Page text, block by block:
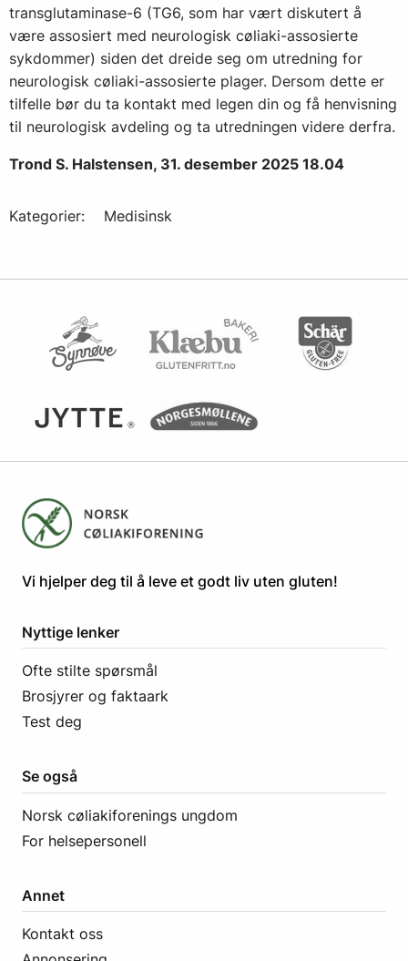
transglutaminase-6 (TG6, som har vært diskutert å
være assosiert med neurologisk cøliaki-assosierte
sykdommer) siden det dreide seg om utredning for
neurologisk cøliaki-assosierte plager. Dersom dette er
tilfelle bør du ta kontakt med legen din og få henvisning
til neurologisk avdeling og ta utredningen videre derfra.
Trond S. Halstensen, 31. desember 2025 18.04
Kategorier: Medisinsk
​​​​Vi hjelper deg til å leve et godt liv uten gluten! ​
Nyttige lenker
Ofte stilte spørsmål
Brosjyrer og faktaark
Test deg
Se også
Norsk cøliakiforenings ungdom
For helsepersonell
Annet
Kontakt oss